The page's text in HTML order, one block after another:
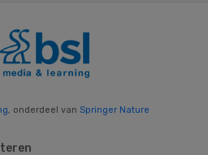
, onderdeel van Springer Nature